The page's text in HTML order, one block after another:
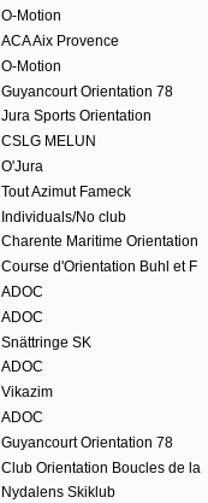
O-Motion
ACA Aix Provence
O-Motion
Guyancourt Orientation 78
Jura Sports Orientation
CSLG MELUN
O'Jura
Tout Azimut Fameck
Individuals/No club
Charente Maritime Orientation
Course d'Orientation Buhl et F
ADOC
ADOC
Snättringe SK
ADOC
Vikazim
ADOC
Guyancourt Orientation 78
Club Orientation Boucles de la
Nydalens Skiklub